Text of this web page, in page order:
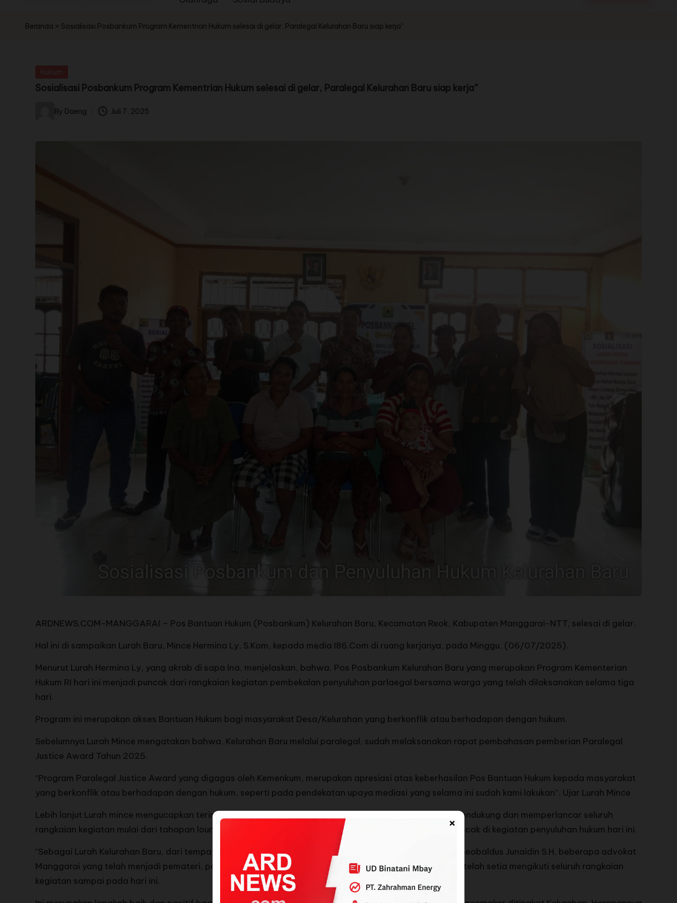
×
Beranda » Sosialisasi Posbankum Program Kementrian Hukum selesai di gelar, Paralegal Kelurahan Baru siap kerja”
Sosialisasi Posbankum Program Kementrian Hukum selesai di gelar, Paralegal Kelurahan Baru siap kerja”
By Daeng Juli 7, 2025
ARDNEWS.COM-MANGGARAI – Pos Bantuan Hukum (Posbankum) Kelurahan Baru, Kecamatan Reok, Kabupaten Manggarai-NTT, selesai di gelar.
Hal ini di sampaikan Lurah Baru, Mince Hermina Ly, S.Kom, kepada media I86.Com di ruang kerjanya, pada Minggu, (06/07/2025).
Menurut Lurah Hermina Ly, yang akrab di sapa Ina, menjelaskan, bahwa, Pos Posbankum Kelurahan Baru yang merupakan Program Kementerian
Hukum RI hari ini menjadi puncak dari rangkaian kegiatan pembekalan penyuluhan parlaegal bersama warga yang telah dilaksanakan selama tiga
hari.
Program ini merupakan akses Bantuan Hukum bagi masyarakat Desa/Kelurahan yang berkonflik atau berhadapan dengan hukum.
Sebelumnya Lurah Mince mengatakan bahwa, Kelurahan Baru melalui paralegal, sudah melaksanakan rapat pembahasan pemberian Paralegal
Justice Award Tahun 2025.
“Program Paralegal Justice Award yang digagas oleh Kemenkum, merupakan apresiasi atas keberhasilan Pos Bantuan Hukum kepada masyarakat
yang berkonflik atau berhadapan dengan hukum, seperti pada pendekatan upaya mediasi yang selama ini sudah kami lakukan”. Ujar Lurah Mince
Lebih lanjut Lurah mince mengucapkan terimakasih dan apresiasinya kepada seluruh unsur yang telah mendukung dan memperlancar seluruh
rangkaian kegiatan mulai dari tahapan louncing pembukaan Posbakum Kelurahan Baru sampai pada puncak di kegiatan penyuluhan hukum hari ini.
“Sebagai Lurah Kelurahan Baru, dari tempat ini, saya mengucapkan terima kasih kepada Camat Reok, Theobaldus Junaidin S.H, beberapa advokat
Manggarai yang telah menjadi pemateri, paralegal kelurahan baru dan juga warga Kelurahan Baru yang telah setia mengikuti seluruh rangkaian
kegiatan sampai pada hari ini.